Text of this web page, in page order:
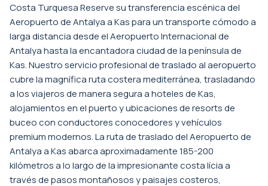
Costa Turquesa Reserve su transferencia escénica del
Aeropuerto de Antalya a Kas para un transporte cómodo a
larga distancia desde el Aeropuerto Internacional de
Antalya hasta la encantadora ciudad de la península de
Kas. Nuestro servicio profesional de traslado al aeropuerto
cubre la magnífica ruta costera mediterránea, trasladando
a los viajeros de manera segura a hoteles de Kas,
alojamientos en el puerto y ubicaciones de resorts de
buceo con conductores conocedores y vehículos
premium modernos. La ruta de traslado del Aeropuerto de
Antalya a Kas abarca aproximadamente 185-200
kilómetros a lo largo de la impresionante costa lícia a
través de pasos montañosos y paisajes costeros,